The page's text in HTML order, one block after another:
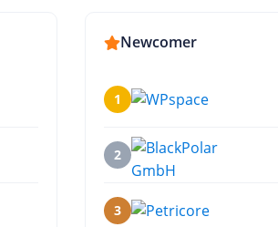
Newcomer
1
2
3